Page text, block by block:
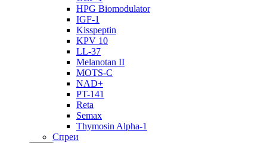
HPG Biomodulator
IGF-1
Kisspeptin
KPV 10
LL-37
Melanotan II
MOTS-C
NAD+
PT-141
Reta
Semax
Thymosin Alpha-1
Спреи